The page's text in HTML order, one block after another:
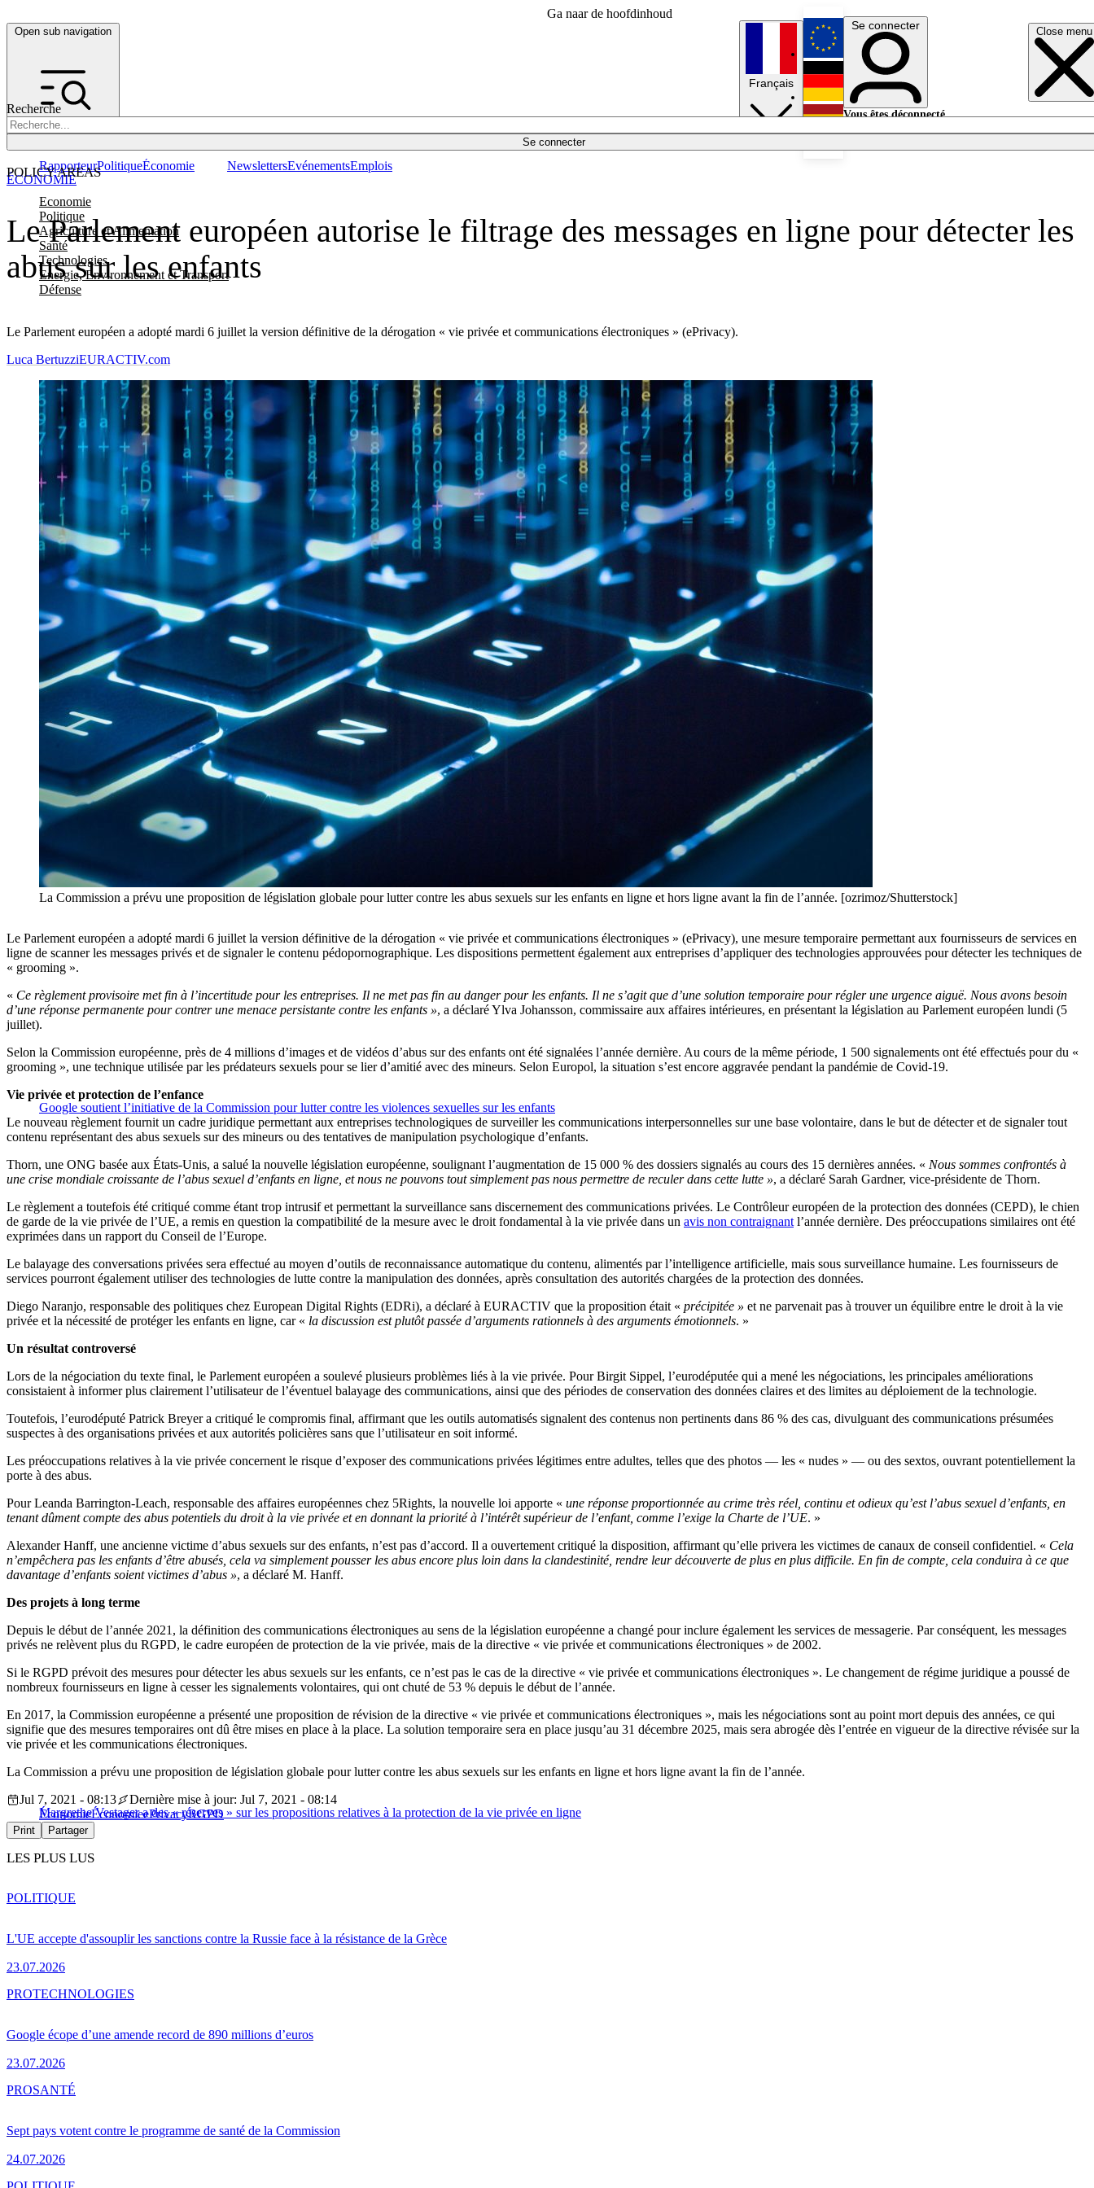
Ga naar de hoofdinhoud
Open sub navigation Close menu
Recherche
Se connecter
POLICY AREAS
Economie
Politique
Agriculture et Alimentation
Santé
Technologies
Energie, Environnement et Transport
Défense
RapporteurPolitiqueÉconomie NewslettersEvénementsEmplois
Français
English
Deutsch
Se connecter
Vous êtes déconnecté.
Le Parlement européen autorise le filtrage des messages en ligne pour détecter les
abus sur les enfants
Le Parlement européen a adopté mardi 6 juillet la version définitive de la dérogation « vie privée et communications électroniques » (ePrivacy).
ÉCONOMIE
Luca BertuzziEURACTIV.com
La Commission a prévu une proposition de législation globale pour lutter contre les abus sexuels sur les enfants en ligne et hors ligne avant la fin de l’année. [ozrimoz/Shutterstock]
Le Parlement européen a adopté mardi 6 juillet la version définitive de la dérogation « vie privée et communications électroniques » (ePrivacy), une mesure temporaire permettant aux fournisseurs de services en
ligne de scanner les messages privés et de signaler le contenu pédopornographique. Les dispositions permettent également aux entreprises d’appliquer des technologies approuvées pour détecter les techniques de
« grooming ».
« Ce règlement provisoire met fin à l’incertitude pour les entreprises. Il ne met pas fin au danger pour les enfants. Il ne s’agit que d’une solution temporaire pour régler une urgence aiguë. Nous avons besoin
d’une réponse permanente pour contrer une menace persistante contre les enfants », a déclaré Ylva Johansson, commissaire aux affaires intérieures, en présentant la législation au Parlement européen lundi (5
juillet).
Selon la Commission européenne, près de 4 millions d’images et de vidéos d’abus sur des enfants ont été signalées l’année dernière. Au cours de la même période, 1 500 signalements ont été effectués pour du «
grooming », une technique utilisée par les prédateurs sexuels pour se lier d’amitié avec des mineurs. Selon Europol, la situation s’est encore aggravée pendant la pandémie de Covid-19.
Google soutient l’initiative de la Commission pour lutter contre les violences sexuelles sur les enfants
Vie privée et protection de l’enfance
Le nouveau règlement fournit un cadre juridique permettant aux entreprises technologiques de surveiller les communications interpersonnelles sur une base volontaire, dans le but de détecter et de signaler tout
contenu représentant des abus sexuels sur des mineurs ou des tentatives de manipulation psychologique d’enfants.
Thorn, une ONG basée aux États-Unis, a salué la nouvelle législation européenne, soulignant l’augmentation de 15 000 % des dossiers signalés au cours des 15 dernières années. « Nous sommes confrontés à
une crise mondiale croissante de l’abus sexuel d’enfants en ligne, et nous ne pouvons tout simplement pas nous permettre de reculer dans cette lutte », a déclaré Sarah Gardner, vice-présidente de Thorn.
Le règlement a toutefois été critiqué comme étant trop intrusif et permettant la surveillance sans discernement des communications privées. Le Contrôleur européen de la protection des données (CEPD), le chien
de garde de la vie privée de l’UE, a remis en question la compatibilité de la mesure avec le droit fondamental à la vie privée dans un avis non contraignant l’année dernière. Des préoccupations similaires ont été
exprimées dans un rapport du Conseil de l’Europe.
Le balayage des conversations privées sera effectué au moyen d’outils de reconnaissance automatique du contenu, alimentés par l’intelligence artificielle, mais sous surveillance humaine. Les fournisseurs de
services pourront également utiliser des technologies de lutte contre la manipulation des données, après consultation des autorités chargées de la protection des données.
Diego Naranjo, responsable des politiques chez European Digital Rights (EDRi), a déclaré à EURACTIV que la proposition était « précipitée » et ne parvenait pas à trouver un équilibre entre le droit à la vie
privée et la nécessité de protéger les enfants en ligne, car « la discussion est plutôt passée d’arguments rationnels à des arguments émotionnels. »
Un résultat controversé
Lors de la négociation du texte final, le Parlement européen a soulevé plusieurs problèmes liés à la vie privée. Pour Birgit Sippel, l’eurodéputée qui a mené les négociations, les principales améliorations
consistaient à informer plus clairement l’utilisateur de l’éventuel balayage des communications, ainsi que des périodes de conservation des données claires et des limites au déploiement de la technologie.
Toutefois, l’eurodéputé Patrick Breyer a critiqué le compromis final, affirmant que les outils automatisés signalent des contenus non pertinents dans 86 % des cas, divulguant des communications présumées
suspectes à des organisations privées et aux autorités policières sans que l’utilisateur en soit informé.
Les préoccupations relatives à la vie privée concernent le risque d’exposer des communications privées légitimes entre adultes, telles que des photos — les « nudes » — ou des sextos, ouvrant potentiellement la
porte à des abus.
Pour Leanda Barrington-Leach, responsable des affaires européennes chez 5Rights, la nouvelle loi apporte « une réponse proportionnée au crime très réel, continu et odieux qu’est l’abus sexuel d’enfants, en
tenant dûment compte des abus potentiels du droit à la vie privée et en donnant la priorité à l’intérêt supérieur de l’enfant, comme l’exige la Charte de l’UE. »
Alexander Hanff, une ancienne victime d’abus sexuels sur des enfants, n’est pas d’accord. Il a ouvertement critiqué la disposition, affirmant qu’elle privera les victimes de canaux de conseil confidentiel. « Cela
n’empêchera pas les enfants d’être abusés, cela va simplement pousser les abus encore plus loin dans la clandestinité, rendre leur découverte de plus en plus difficile. En fin de compte, cela conduira à ce que
davantage d’enfants soient victimes d’abus », a déclaré M. Hanff.
Des projets à long terme
Depuis le début de l’année 2021, la définition des communications électroniques au sens de la législation européenne a changé pour inclure également les services de messagerie. Par conséquent, les messages
privés ne relèvent plus du RGPD, le cadre européen de protection de la vie privée, mais de la directive « vie privée et communications électroniques » de 2002.
Si le RGPD prévoit des mesures pour détecter les abus sexuels sur les enfants, ce n’est pas le cas de la directive « vie privée et communications électroniques ». Le changement de régime juridique a poussé de
nombreux fournisseurs en ligne à cesser les signalements volontaires, qui ont chuté de 53 % depuis le début de l’année.
En 2017, la Commission européenne a présenté une proposition de révision de la directive « vie privée et communications électroniques », mais les négociations sont au point mort depuis des années, ce qui
signifie que des mesures temporaires ont dû être mises en place à la place. La solution temporaire sera en place jusqu’au 31 décembre 2025, mais sera abrogée dès l’entrée en vigueur de la directive révisée sur la
vie privée et les communications électroniques.
La Commission a prévu une proposition de législation globale pour lutter contre les abus sexuels sur les enfants en ligne et hors ligne avant la fin de l’année.
Margrethe Vestager a des « réserves » sur les propositions relatives à la protection de la vie privée en ligne
Jul 7, 2021 - 08:13
Dernière mise à jour: Jul 7, 2021 - 08:14
ÉconomieÉconomieePrivacyRGPD
Print Partager
LES PLUS LUS
L'UE accepte d'assouplir les sanctions contre la Russie face à la résistance de la Grèce
23.07.2026
POLITIQUE
Google écope d’une amende record de 890 millions d’euros
23.07.2026
PROTECHNOLOGIES
Sept pays votent contre le programme de santé de la Commission
24.07.2026
PROSANTÉ